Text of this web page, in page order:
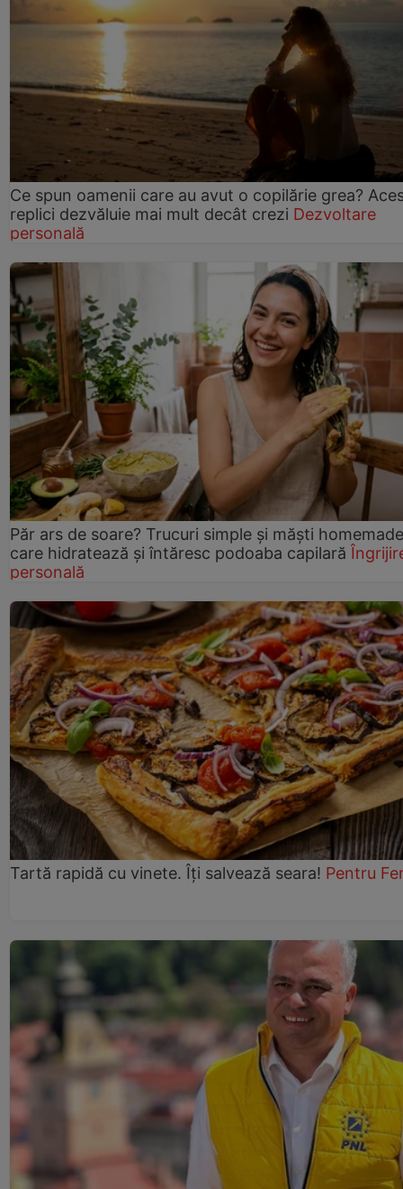
Ce spun oamenii care au avut o copilărie grea?
replici dezvăluie mai mult decât crezi Dezvoltare
personală
Păr ars de soare? Trucuri simple și măști homemade
care hidratează și întăresc podoaba capilară
personală
Tartă rapidă cu vinete. Îți salvează seara! Pentru